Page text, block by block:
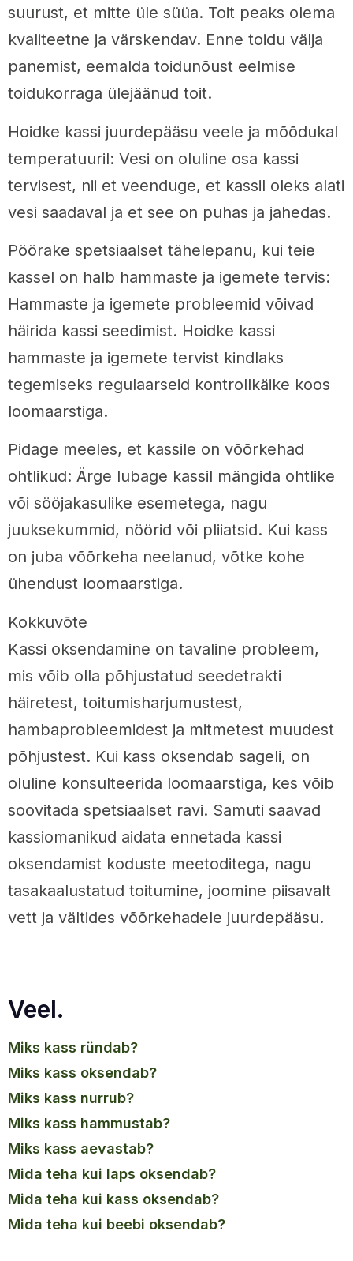
suurust, et mitte üle süüa. Toit peaks olema
kvaliteetne ja värskendav. Enne toidu välja
panemist, eemalda toidunõust eelmise
toidukorraga ülejäänud toit.
Hoidke kassi juurdepääsu veele ja mõõdukal
temperatuuril: Vesi on oluline osa kassi
tervisest, nii et veenduge, et kassil oleks alati
vesi saadaval ja et see on puhas ja jahedas.
Pöörake spetsiaalset tähelepanu, kui teie
kassel on halb hammaste ja igemete tervis:
Hammaste ja igemete probleemid võivad
häirida kassi seedimist. Hoidke kassi
hammaste ja igemete tervist kindlaks
tegemiseks regulaarseid kontrollkäike koos
loomaarstiga.
Pidage meeles, et kassile on võõrkehad
ohtlikud: Ärge lubage kassil mängida ohtlike
või sööjakasulike esemetega, nagu
juuksekummid, nöörid või pliiatsid. Kui kass
on juba võõrkeha neelanud, võtke kohe
ühendust loomaarstiga.
Kokkuvõte
Kassi oksendamine on tavaline probleem,
mis võib olla põhjustatud seedetrakti
häiretest, toitumisharjumustest,
hambaprobleemidest ja mitmetest muudest
põhjustest. Kui kass oksendab sageli, on
oluline konsulteerida loomaarstiga, kes võib
soovitada spetsiaalset ravi. Samuti saavad
kassiomanikud aidata ennetada kassi
oksendamist koduste meetoditega, nagu
tasakaalustatud toitumine, joomine piisavalt
vett ja vältides võõrkehadele juurdepääsu.
Veel.
miks kass ründab?
miks kass oksendab?
miks kass nurrub?
miks kass hammustab?
miks kass aevastab?
mida teha kui laps oksendab?
mida teha kui kass oksendab?
mida teha kui beebi oksendab?